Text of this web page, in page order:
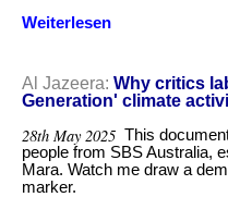
Weiterlesen
Anklage
der
‚Letzten
Generation‘
als
Gründung
einer
Al Jazeera: Why critics
Generation' climate
28th May 2025 This
people from SBS Australia,
Mara. Watch me draw a
marker.